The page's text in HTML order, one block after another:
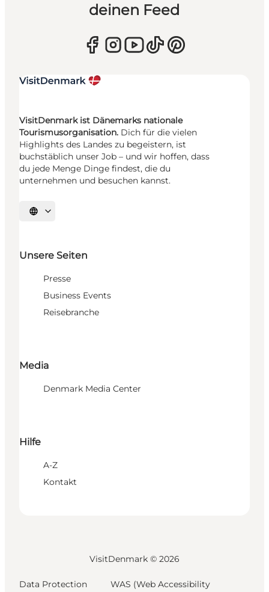
deinen Feed
VisitDenmark ist Dänemarks nationale
Tourismusorganisation. Dich für die vielen
Highlights des Landes zu begeistern, ist
buchstäblich unser Job – und wir hoffen, dass
du jede Menge Dinge findest, die du
unternehmen und besuchen kannst.
Sprache auswählen
Unsere Seiten
Presse
Business Events
Reisebranche
Media
Denmark Media Center
Hilfe
A-Z
Kontakt
VisitDenmark © 2026
Data Protection
WAS (Web Accessibility